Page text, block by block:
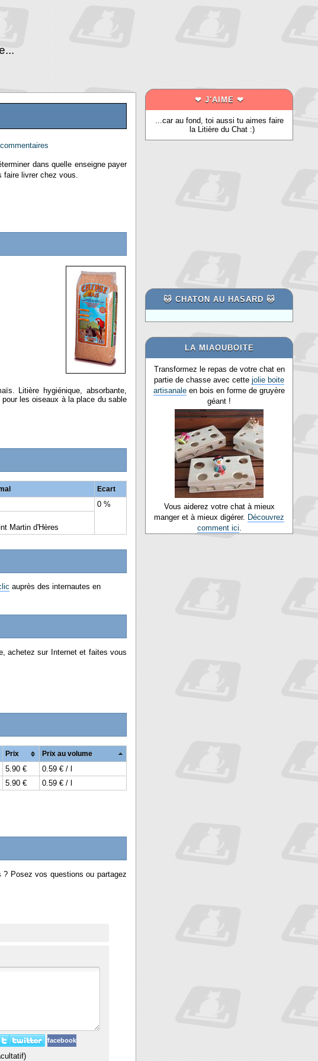
dans quelle enseigne payer
faire livrer chez vous.
Litière hygiénique, absorbante,
les oiseaux à la place du sable
Ecart
0 %
Martin d'Hères
auprès des internautes en
achetez sur Internet et faites vous
Prix Prix au volume
5.90 €
0.59 € / l
5.90 € 0.59 € / l
Posez vos questions ou partagez
facebook
❤ J'AIME ❤
...car au fond, toi aussi tu aimes faire
la Litière du Chat :)
🐱 CHATON AU HASARD 🐱
LA MIAOUBOITE
Transformez le repas de votre chat en
partie de chasse avec cette jolie boite
artisanale en bois en forme de gruyère
géant !
Vous aiderez votre chat à mieux
manger et à mieux digérer. Découvrez
comment ici.